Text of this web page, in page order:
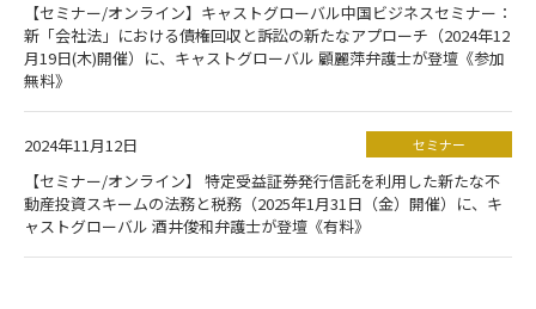
【セミナー/オンライン】キャストグローバル中国ビジネスセミナー：
新「会社法」における債権回収と訴訟の新たなアプローチ（2024年12
月19日(木)開催）に、キャストグローバル 顧麗萍弁護士が登壇《参加
無料》
2024年11月12日 セミナー
【セミナー/オンライン】 特定受益証券発行信託を利用した新たな不
動産投資スキームの法務と税務（2025年1月31日（金）開催）に、キ
ャストグローバル 酒井俊和弁護士が登壇《有料》